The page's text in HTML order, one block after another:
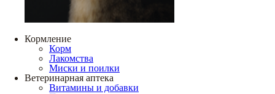
Кормление
Корм
Лакомства
Миски и поилки
Ветеринарная аптека
Витамины и добавки